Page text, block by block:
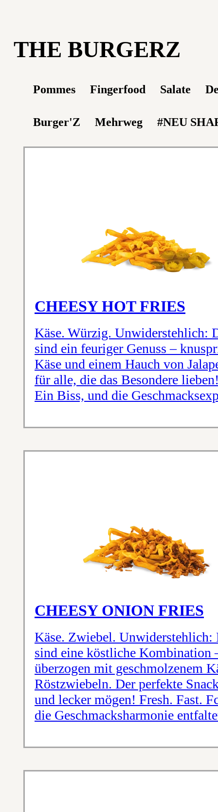
THE BURGERZ
Pommes Fingerfood Salate
Burger'Z Mehrweg #NEU
CHEESY HOT FRIES
Käse. Würzig. Unwiderstehlich:
sind ein feuriger Genuss –
Käse und einem Hauch von
für alle, die das Besondere
Ein Biss, und die
CHEESY ONION FRIES
Käse. Zwiebel. Unwiderstehlich:
sind eine köstliche Kombination
überzogen mit geschmolzenem
Röstzwiebeln. Der perfekte
und lecker mögen! Fresh. Fast.
die Geschmacksharmonie